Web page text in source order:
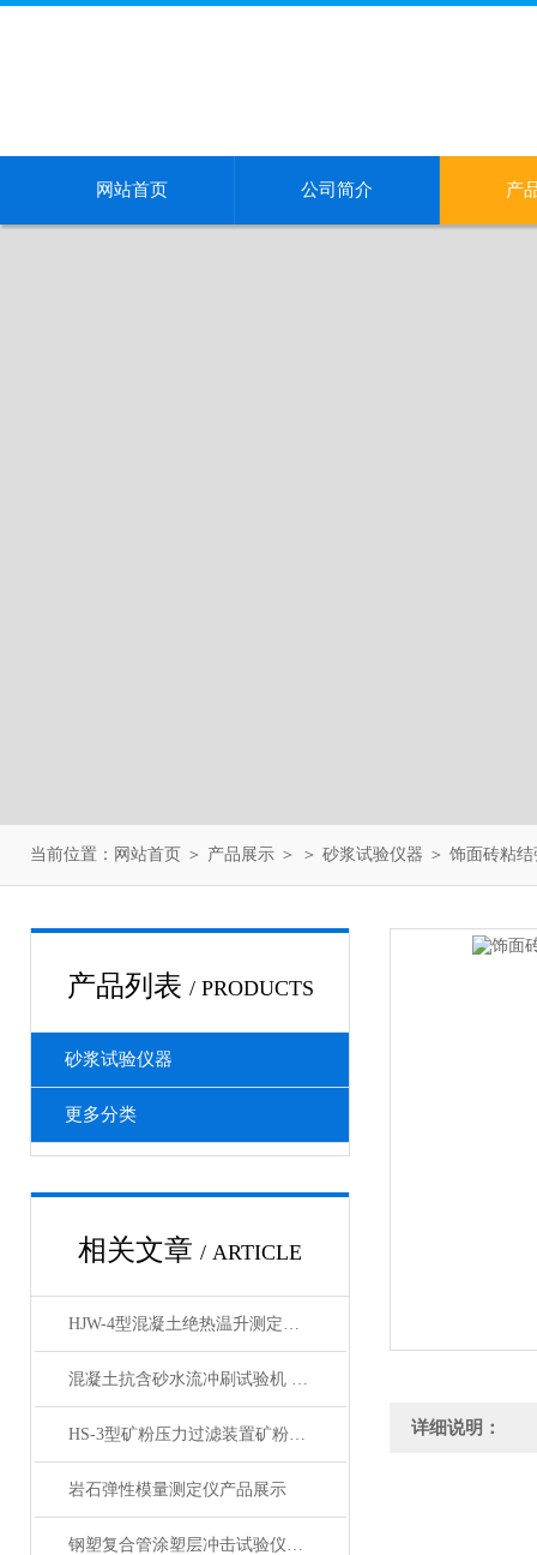
网站首页 公司简介 产
当前位置： 网站首页 ＞ 产品展示 ＞ ＞ 砂浆试验仪器 ＞ 饰面砖粘
产品列表 / PRODUCTS
砂浆试验仪器
更多分类
相关文章 / ARTICLE
HJW-4型混凝土绝热温升测定仪产品展示
混凝土抗含砂水流冲刷试验机 产品展示
HS-3型矿粉压力过滤装置矿粉回收仪产品展示
岩石弹性模量测定仪产品展示
钢塑复合管涂塑层冲击试验仪产品展示
详细说明：